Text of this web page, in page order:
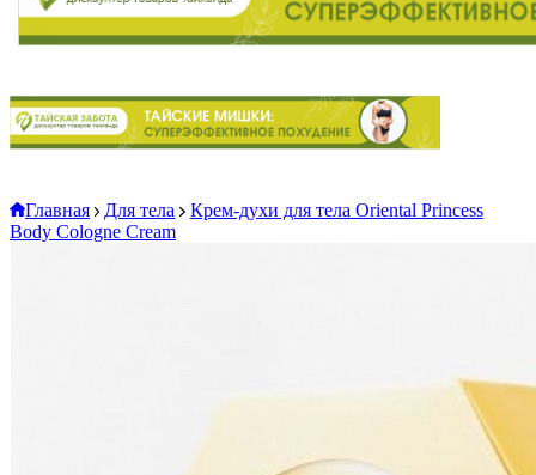
Главная Для тела
Крем-духи для тела Oriental Princess
Body Cologne Cream